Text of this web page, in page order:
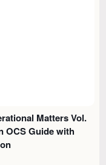
Matters Vol.
OCS Guide with